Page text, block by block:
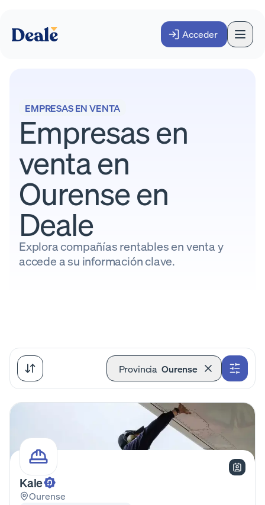
Acceder
EMPRESAS EN VENTA
Empresas en
venta en
Ourense en
Deale
Explora compañías rentables en venta y
accede a su información clave.
Provincia Ourense
Kale
Ourense